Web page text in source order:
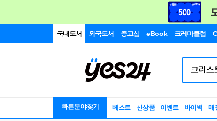
국내도서 외국도서 중고샵 eBook 크레마클럽
빠른분야찾기 베스트 신상품 이벤트 바이백 매